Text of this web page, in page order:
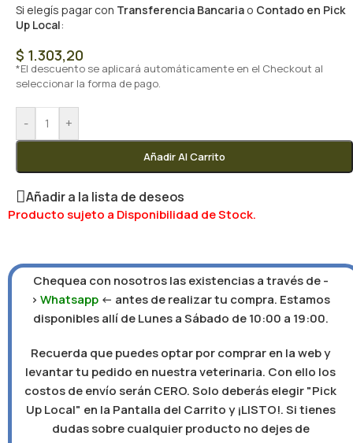
Si elegís pagar con Transferencia Bancaria o Contado en Pick
Up Local:
$ 1.303,20
*El descuento se aplicará automáticamente en el Checkout al
seleccionar la forma de pago.
- +
Añadir Al Carrito
Añadir a la lista de deseos
Producto sujeto a Disponibilidad de Stock.
Chequea con nosotros las existencias a través de -
>Whatsapp <- antes de realizar tu compra. Estamos
disponibles allí de Lunes a Sábado de 10:00 a 19:00.
Recuerda que puedes optar por comprar en la web y
levantar tu pedido en nuestra veterinaria. Con ello los
costos de envío serán CERO. Solo deberás elegir "Pick
Up Local" en la Pantalla del Carrito y ¡LISTO!. Si tienes
dudas sobre cualquier producto no dejes de